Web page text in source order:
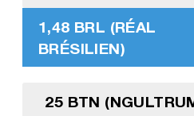
1,48 BRL (RÉAL
BRÉSILIEN)
25 BTN